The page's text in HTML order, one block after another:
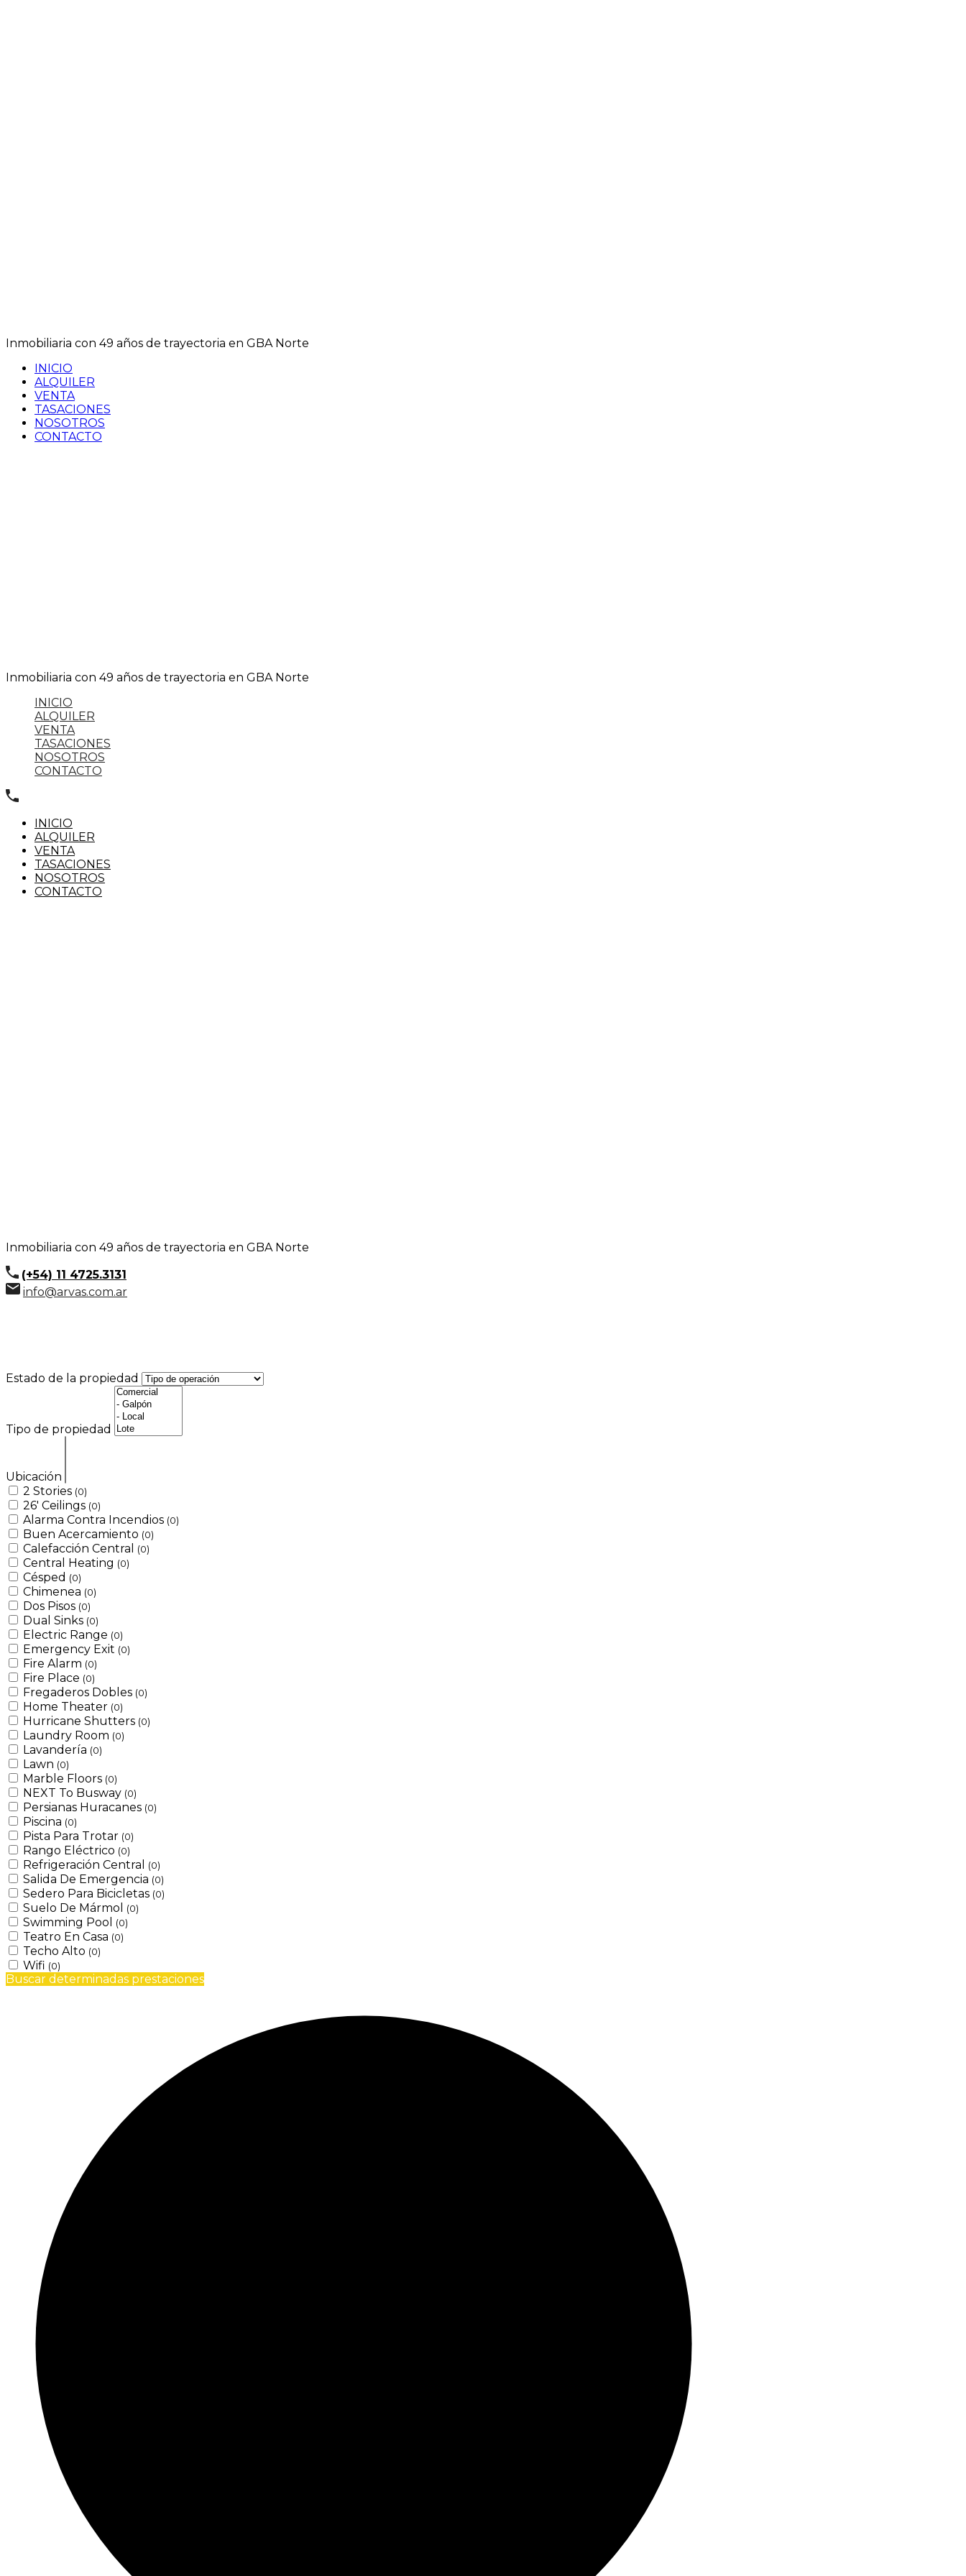
Inmobiliaria con 49 años de trayectoria en GBA Norte⁣
INICIO
ALQUILER
VENTA
TASACIONES
NOSOTROS
CONTACTO
Inmobiliaria con 49 años de trayectoria en GBA Norte⁣
INICIO
ALQUILER
VENTA
TASACIONES
NOSOTROS
CONTACTO
INICIO
ALQUILER
VENTA
TASACIONES
NOSOTROS
CONTACTO
Inmobiliaria con 49 años de trayectoria en GBA Norte⁣
(+54) 11 4725.3131
info@arvas.com.ar
Estado de la propiedad
Tipo de propiedad
Ubicación
2 Stories (0)
26' Ceilings (0)
Alarma Contra Incendios (0)
Buen Acercamiento (0)
Calefacción Central (0)
Central Heating (0)
Césped (0)
Chimenea (0)
Dos Pisos (0)
Dual Sinks (0)
Electric Range (0)
Emergency Exit (0)
Fire Alarm (0)
Fire Place (0)
Fregaderos Dobles (0)
Home Theater (0)
Hurricane Shutters (0)
Laundry Room (0)
Lavandería (0)
Lawn (0)
Marble Floors (0)
NEXT To Busway (0)
Persianas Huracanes (0)
Piscina (0)
Pista Para Trotar (0)
Rango Eléctrico (0)
Refrigeración Central (0)
Salida De Emergencia (0)
Sedero Para Bicicletas (0)
Suelo De Mármol (0)
Swimming Pool (0)
Teatro En Casa (0)
Techo Alto (0)
Wifi (0)
Buscar determinadas prestaciones